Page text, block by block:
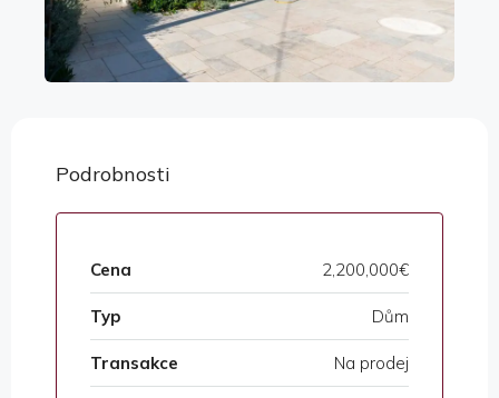
Podrobnosti
Cena 2,200,000€
Typ Dům
Transakce Na prodej